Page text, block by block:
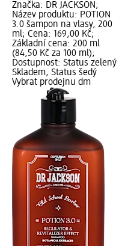
Značka: DR JACKSON;
Název produktu: POTION
3.0 šampon na vlasy, 200
ml; Cena: 169,00 Kč;
Základní cena: 200 ml
(84,50 Kč za 100 ml);
Dostupnost: Status zelený
Skladem, Status šedý
Vybrat prodejnu dm